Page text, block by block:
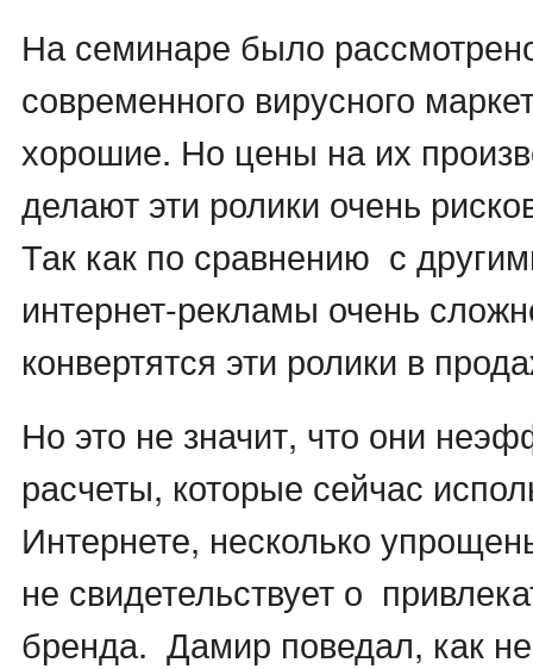
На семинаре было
современного вирусного
хорошие. Но цены на их
делают эти ролики очень
Так как по сравнению с
интернет-рекламы очень
конвертятся эти ролики в
Но это не значит, что они
расчеты, которые сейчас
Интернете, несколько
не свидетельствует о
бренда. Дамир поведал, как